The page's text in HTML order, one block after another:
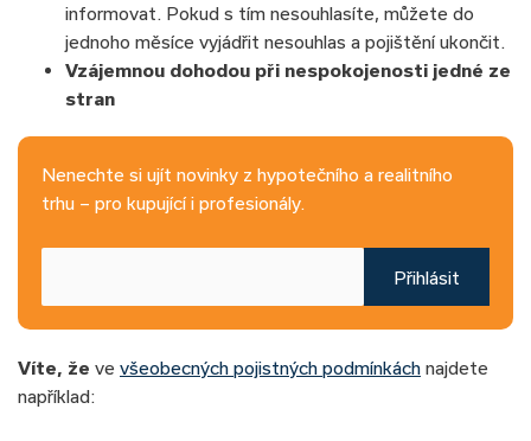
informovat. Pokud s tím nesouhlasíte, můžete do
jednoho měsíce vyjádřit nesouhlas a pojištění ukončit.
Vzájemnou dohodou při nespokojenosti jedné ze
stran
Nenechte si ujít novinky z hypotečního a realitního
trhu – pro kupující i profesionály.
Přihlásit
Víte, že ve všeobecných pojistných podmínkách najdete
například: